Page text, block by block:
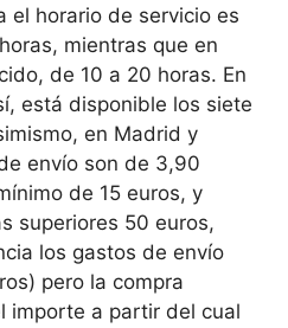
el horario de servicio es
mientras que en
de 10 a 20 horas. En
está disponible los siete
en Madrid y
envío son de 3,90
de 15 euros, y
superiores 50 euros,
los gastos de envío
pero la compra
importe a partir del cual